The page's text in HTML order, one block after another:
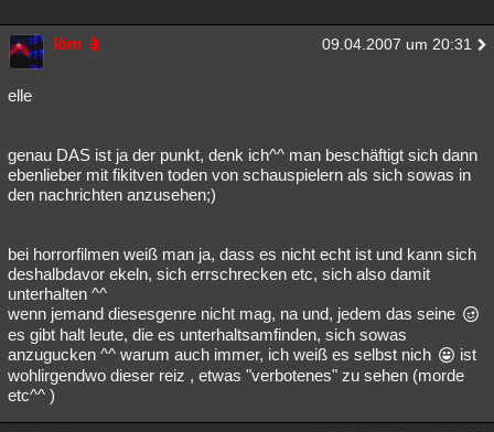
löm 09.04.2007 um 20:31
elle
genau DAS ist ja der punkt, denk ich^^ man beschäftigt sich dann
ebenlieber mit fikitven toden von schauspielern als sich sowas in
den nachrichten anzusehen;)
bei horrorfilmen weiß man ja, dass es nicht echt ist und kann sich
deshalbdavor ekeln, sich errschrecken etc, sich also damit
unterhalten ^^
wenn jemand diesesgenre nicht mag, na und, jedem das seine
es gibt halt leute, die es unterhaltsamfinden, sich sowas
anzugucken ^^ warum auch immer, ich weiß es selbst nich
ist
wohlirgendwo dieser reiz , etwas "verbotenes" zu sehen (morde
etc^^ )